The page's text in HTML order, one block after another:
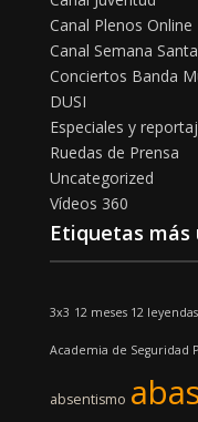
Canal Plenos Online
Canal Semana
Conciertos Banda
DUSI
Especiales y
Ruedas de Prensa
Uncategorized
Vídeos 360
Etiquetas más
3x3 12 meses 12 leyendas
Academia de Seguridad
absentismo